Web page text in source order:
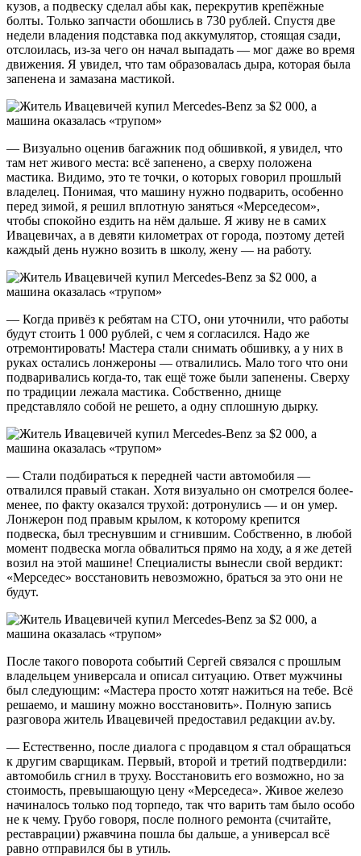
кузов, а подвеску сделал абы как, перекрутив крепёжные
болты. Только запчасти обошлись в 730 рублей. Спустя две
недели владения подставка под аккумулятор, стоящая сзади,
отслоилась, из-за чего он начал выпадать — мог даже во время
движения. Я увидел, что там образовалась дыра, которая была
запенена и замазана мастикой.
— Визуально оценив багажник под обшивкой, я увидел, что
там нет живого места: всё запенено, а сверху положена
мастика. Видимо, это те точки, о которых говорил прошлый
владелец. Понимая, что машину нужно подварить, особенно
перед зимой, я решил вплотную заняться «Мерседесом»,
чтобы спокойно ездить на нём дальше. Я живу не в самих
Ивацевичах, а в девяти километрах от города, поэтому детей
каждый день нужно возить в школу, жену — на работу.
— Когда привёз к ребятам на СТО, они уточнили, что работы
будут стоить 1 000 рублей, с чем я согласился. Надо же
отремонтировать! Мастера стали снимать обшивку, а у них в
руках остались лонжероны — отвалились. Мало того что они
подваривались когда-то, так ещё тоже были запенены. Сверху
по традиции лежала мастика. Собственно, днище
представляло собой не решето, а одну сплошную дырку.
— Стали подбираться к передней части автомобиля —
отвалился правый стакан. Хотя визуально он смотрелся более-
менее, по факту оказался трухой: дотронулись — и он умер.
Лонжерон под правым крылом, к которому крепится
подвеска, был треснувшим и сгнившим. Собственно, в любой
момент подвеска могла обвалиться прямо на ходу, а я же детей
возил на этой машине! Специалисты вынесли свой вердикт:
«Мерседес» восстановить невозможно, браться за это они не
будут.
После такого поворота событий Сергей связался с прошлым
владельцем универсала и описал ситуацию. Ответ мужчины
был следующим: «Мастера просто хотят нажиться на тебе. Всё
решаемо, и машину можно восстановить». Полную запись
разговора житель Ивацевичей предоставил редакции av.by.
— Естественно, после диалога с продавцом я стал обращаться
к другим сварщикам. Первый, второй и третий подтвердили:
автомобиль сгнил в труху. Восстановить его возможно, но за
стоимость, превышающую цену «Мерседеса». Живое железо
начиналось только под торпедо, так что варить там было особо
не к чему. Грубо говоря, после полного ремонта (считайте,
реставрации) ржавчина пошла бы дальше, а универсал всё
равно отправился бы в утиль.